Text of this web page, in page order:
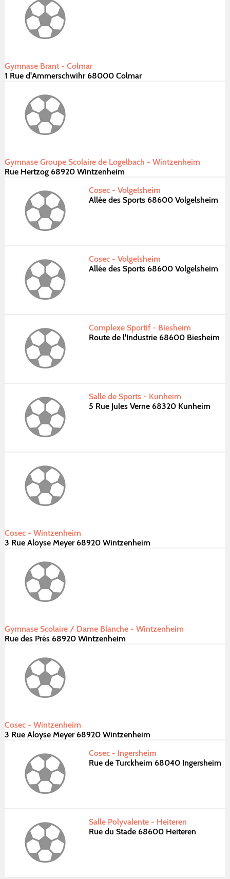
Gymnase Brant - Colmar
1 Rue d'Ammerschwihr 68000 Colmar
Gymnase Groupe Scolaire de Logelbach - Wintzenheim
Rue Hertzog 68920 Wintzenheim
Cosec - Volgelsheim
Allée des Sports 68600 Volgelsheim
Cosec - Volgelsheim
Allée des Sports 68600 Volgelsheim
Complexe Sportif - Biesheim
Route de l'Industrie 68600 Biesheim
Salle de Sports - Kunheim
5 Rue Jules Verne 68320 Kunheim
Cosec - Wintzenheim
3 Rue Aloyse Meyer 68920 Wintzenheim
Gymnase Scolaire / Dame Blanche - Wintzenheim
Rue des Prés 68920 Wintzenheim
Cosec - Wintzenheim
3 Rue Aloyse Meyer 68920 Wintzenheim
Cosec - Ingersheim
Rue de Turckheim 68040 Ingersheim
Salle Polyvalente - Heiteren
Rue du Stade 68600 Heiteren